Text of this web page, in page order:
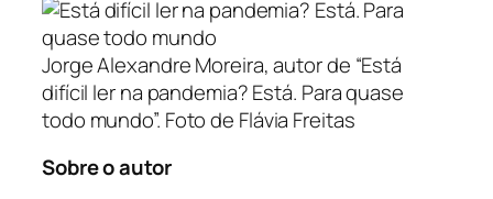
Jorge Alexandre Moreira, autor de “Está
difícil ler na pandemia? Está. Para quase
todo mundo”. Foto de Flávia Freitas
Sobre o autor